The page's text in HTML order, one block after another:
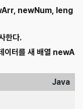
newNum, leng
한다.
터를 새 배열 newA
Java